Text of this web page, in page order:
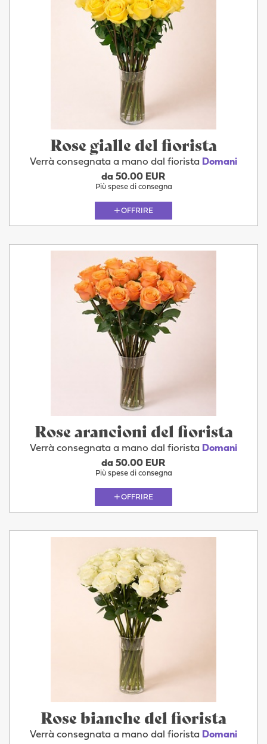
Rose gialle del fiorista
Verrà consegnata a mano dal fiorista Domani
da 50.00 EUR
Più spese di consegna
OFFRIRE
Rose arancioni del fiorista
Verrà consegnata a mano dal fiorista Domani
da 50.00 EUR
Più spese di consegna
OFFRIRE
Rose bianche del fiorista
Verrà consegnata a mano dal fiorista Domani